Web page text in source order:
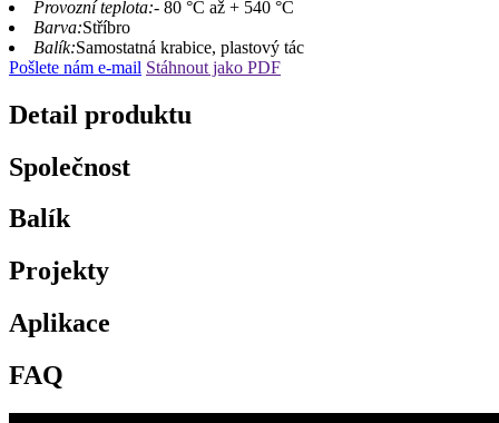
Provozní teplota:- 80 °C až + 540 °C
Barva:Stříbro
Balík:Samostatná krabice, plastový tác
Pošlete nám e-mail Stáhnout jako PDF
Detail produktu
Společnost
Balík
Projekty
Aplikace
FAQ